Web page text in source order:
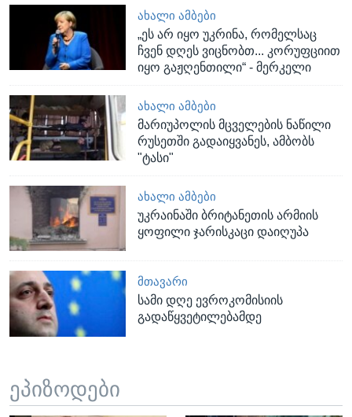
ᲐᲮᲐᲚᲘ ᲐᲛᲑᲔᲑᲘ
„ეს არ იყო უკრინა, რომელსაც
ჩვენ დღეს ვიცნობთ... კორუფციით
იყო გაჟღენთილი“ - მერკელი
ᲐᲮᲐᲚᲘ ᲐᲛᲑᲔᲑᲘ
მარიუპოლის მცველების ნაწილი
რუსეთში გადაიყვანეს, ამბობს
"ტასი"
ᲐᲮᲐᲚᲘ ᲐᲛᲑᲔᲑᲘ
უკრაინაში ბრიტანეთის არმიის
ყოფილი ჯარისკაცი დაიღუპა
ᲛᲗᲐᲕᲐᲠᲘ
სამი დღე ევროკომისიის
გადაწყვეტილებამდე
ეპიზოდები